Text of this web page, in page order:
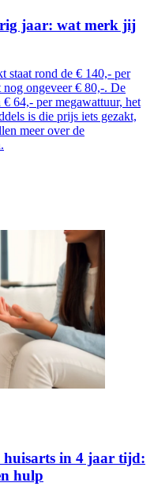
jaar: wat merk jij
staat rond de € 140,- per
nog ongeveer € 80,-. De
64,- per megawattuur, het
is die prijs iets gezakt,
meer over de
huisarts in 4 jaar tijd:
hulp